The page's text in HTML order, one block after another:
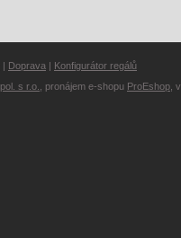
| Doprava | Konfigurátor regálů
s r.o. , pronájem e-shopu ProEshop ,